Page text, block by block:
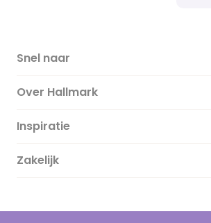
Snel naar
Over Hallmark
Over ons
Duurzaamheid
Inspiratie
Magazine
Cadeau inspiratie
Zakelijk